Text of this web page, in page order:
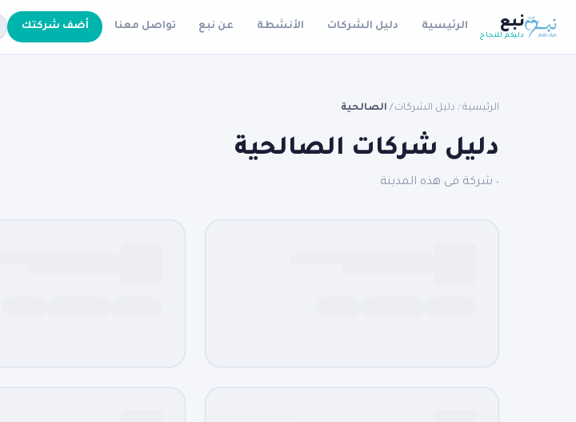
نبع
دليكم للنجاح
الرئيسية دليل الشركات الأنشطة عن نبع تواصل معنا أضف شركتك
الرئيسية/ دليل الشركات / الصالحية
دليل شركات الصالحية
٠ شركة فى هذه المدينة